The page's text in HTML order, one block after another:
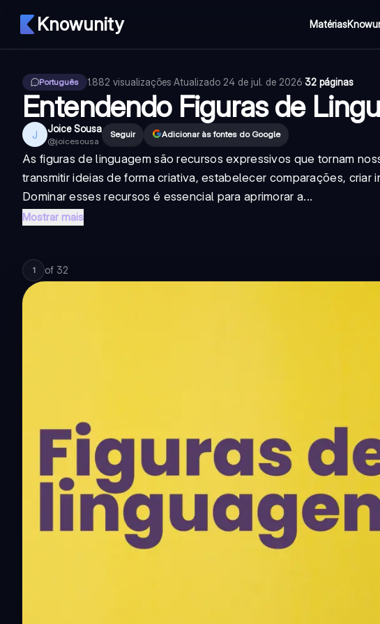
Knowunity Matérias
Português 1.882 visualizações·Atualizado 24 de jul. de 2026·32 páginas
Entendendo Figuras de
J Joice Sousa
@joicesousa
Seguir Adicionar às fontes do Google
As figuras de linguagem são recursos expressivos que tornam
transmitir ideias de forma criativa, estabelecer comparações,
Dominar esses recursos é essencial para aprimorar a...
Mostrar mais
1 of 32